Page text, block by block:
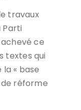
travaux
Parti
ce
textes qui
« base
réforme